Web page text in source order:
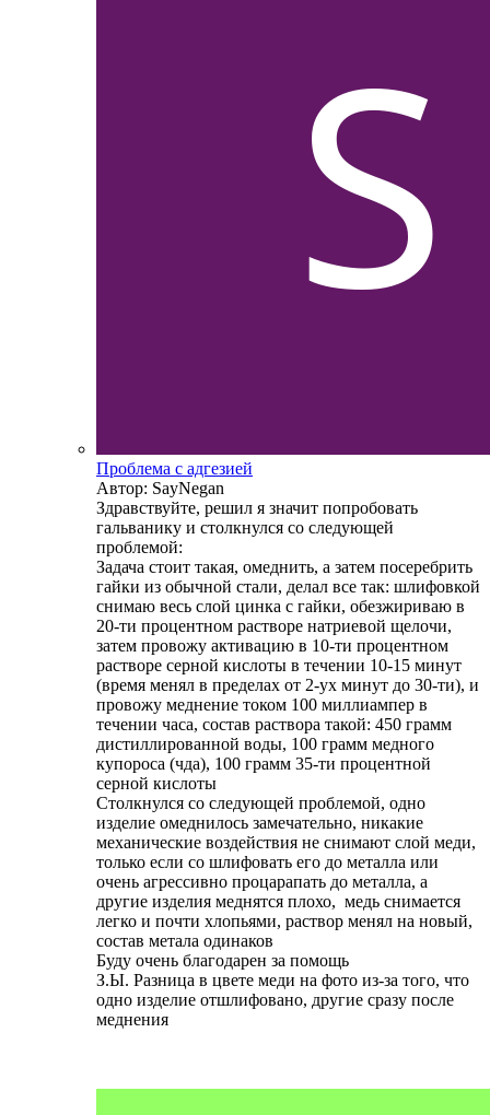
Проблема с адгезией
Автор: SayNegan
Здравствуйте, решил я значит попробовать
гальванику и столкнулся со следующей
проблемой:
Задача стоит такая, омеднить, а затем посеребрить
гайки из обычной стали, делал все так: шлифовкой
снимаю весь слой цинка с гайки, обезжириваю в
20-ти процентном растворе натриевой щелочи,
затем провожу активацию в 10-ти процентном
растворе серной кислоты в течении 10-15 минут
(время менял в пределах от 2-ух минут до 30-ти), и
провожу меднение током 100 миллиампер в
течении часа, состав раствора такой: 450 грамм
дистиллированной воды, 100 грамм медного
купороса (чда), 100 грамм 35-ти процентной
серной кислоты
Столкнулся со следующей проблемой, одно
изделие омеднилось замечательно, никакие
механические воздействия не снимают слой меди,
только если со шлифовать его до металла или
очень агрессивно процарапать до металла, а
другие изделия меднятся плохо, медь снимается
легко и почти хлопьями, раствор менял на новый,
состав метала одинаков
Буду очень благодарен за помощь
З.Ы. Разница в цвете меди на фото из-за того, что
одно изделие отшлифовано, другие сразу после
меднения